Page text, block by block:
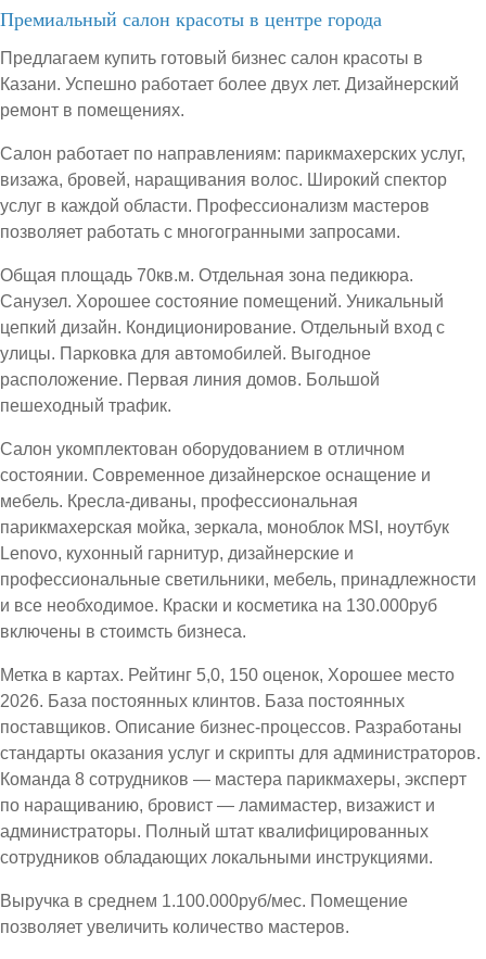
Премиальный салон красоты в центре города
Предлагаем купить готовый бизнес салон красоты в
Казани. Успешно работает более двух лет. Дизайнерский
ремонт в помещениях.
Салон работает по направлениям: парикмахерских услуг,
визажа, бровей, наращивания волос. Широкий спектор
услуг в каждой области. Профессионализм мастеров
позволяет работать с многогранными запросами.
Общая площадь 70кв.м. Отдельная зона педикюра.
Санузел. Хорошее состояние помещений. Уникальный
цепкий дизайн. Кондиционирование. Отдельный вход с
улицы. Парковка для автомобилей. Выгодное
расположение. Первая линия домов. Большой
пешеходный трафик.
Салон укомплектован оборудованием в отличном
состоянии. Современное дизайнерское оснащение и
мебель. Кресла-диваны, профессиональная
парикмахерская мойка, зеркала, моноблок MSI, ноутбук
Lenovo, кухонный гарнитур, дизайнерские и
профессиональные светильники, мебель, принадлежности
и все необходимое. Краски и косметика на 130.000руб
включены в стоимсть бизнеса.
Метка в картах. Рейтинг 5,0, 150 оценок, Хорошее место
2026. База постоянных клинтов. База постоянных
поставщиков. Описание бизнес-процессов. Разработаны
стандарты оказания услуг и скрипты для администраторов.
Команда 8 сотрудников — мастера парикмахеры, эксперт
по наращиванию, бровист — ламимастер, визажист и
администраторы. Полный штат квалифицированных
сотрудников обладающих локальными инструкциями.
Выручка в среднем 1.100.000руб/мес. Помещение
позволяет увеличить количество мастеров.